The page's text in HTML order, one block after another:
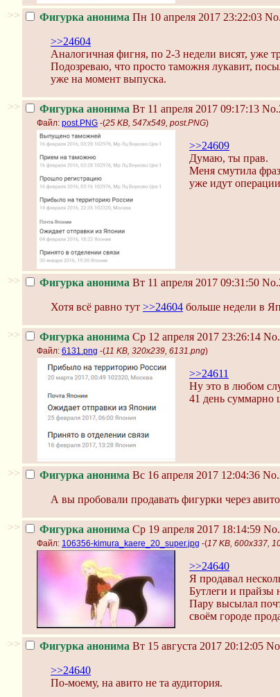
>> Фигурка анонима Пн 10 апреля 2017 23:22:03
>>24604
Аналогичная фигня, по 2-3 недели висят, уже
Подозреваю, что просто таможня лукавит,
уже на момент выпуска.
>> Фигурка анонима Вт 11 апреля 2017 09:17:13
Файл: post.PNG -(25 KB, 547x549, post.PNG)
>>24609
Думаю, ты прав.
Меня смутила
уже идут
>> Фигурка анонима Вт 11 апреля 2017 09:31:50
Хотя всё равно тут >>24604 больше недели в
>> Фигурка анонима Ср 12 апреля 2017 23:26:14
Файл: 6131.png -(11 KB, 320x239, 6131.png)
>>24611
Ну это в любом
41 день суммарно
>> Фигурка анонима Вс 16 апреля 2017 12:04:36
А вы пробовали продавать фигурки через
>> Фигурка анонима Ср 19 апреля 2017 18:14:59
Файл: 106356-kimura_kaere_20_super.jpg -(17 KB, 600x337,
>>24640
Я продавал
Бутлеги и прайзы
Пару высылал
своём городе
>> Фигурка анонима Вт 15 августа 2017 20:12:05
>>24640
По-моему, на авито не та аудитория.